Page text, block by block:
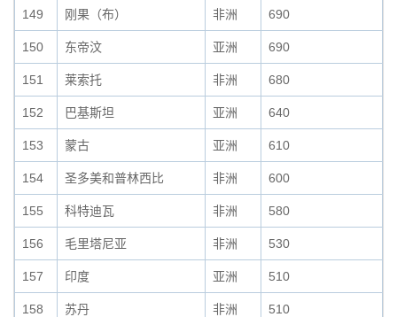
149 刚果（布） 非洲 690
150 东帝汶 亚洲 690
151 莱索托 非洲 680
152 巴基斯坦 亚洲 640
153 蒙古 亚洲 610
154 圣多美和普林西比 非洲 600
155 科特迪瓦 非洲 580
156 毛里塔尼亚 非洲 530
157 印度 亚洲 510
158 苏丹 非洲 510